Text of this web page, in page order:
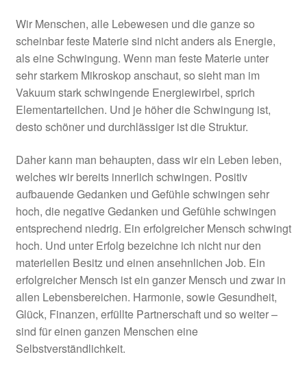
Wir Menschen, alle Lebewesen und die ganze so
scheinbar feste Materie sind nicht anders als Energie,
als eine Schwingung. Wenn man feste Materie unter
sehr starkem Mikroskop anschaut, so sieht man im
Vakuum stark schwingende Energiewirbel, sprich
Elementarteilchen. Und je höher die Schwingung ist,
desto schöner und durchlässiger ist die Struktur.
Daher kann man behaupten, dass wir ein Leben leben,
welches wir bereits innerlich schwingen. Positiv
aufbauende Gedanken und Gefühle schwingen sehr
hoch, die negative Gedanken und Gefühle schwingen
entsprechend niedrig. Ein erfolgreicher Mensch schwingt
hoch. Und unter Erfolg bezeichne ich nicht nur den
materiellen Besitz und einen ansehnlichen Job. Ein
erfolgreicher Mensch ist ein ganzer Mensch und zwar in
allen Lebensbereichen. Harmonie, sowie Gesundheit,
Glück, Finanzen, erfüllte Partnerschaft und so weiter –
sind für einen ganzen Menschen eine
Selbstverständlichkeit.